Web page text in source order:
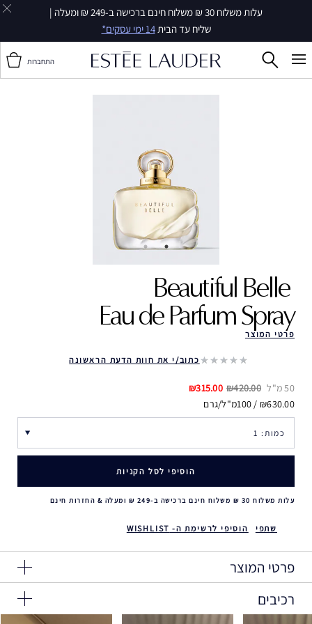
עלות משלוח 30 ₪ משלוח חינם ברכישה ב-249 ₪ ומעלה |
שליח עד הבית14 ימי עסקים*
התחברות
Beautiful Belle ‎
Eau de Parfum Spray
פרטי המוצר
כתוב/י את חוות הדעת הראשונה
50 מ"ל ₪420.00
₪315.00
₪630.00 / 100מ"ל/גרם
הוסיפי לסל הקניות
עלות משלוח 30 ₪ משלוח חינם ברכישה ב-249 ₪ ומעלה & החזרות חינם
שתפי הוסיפי לרשימת ה- WISHLIST
פרטי המוצר
האהבה המודרנית היא מסע- הרגע המבויש הראשוני של המשיכה.
ואחריה, הרומנטיקה חסרת המעצורים. וההבטחה- ביחד לנצח.
רכיבים